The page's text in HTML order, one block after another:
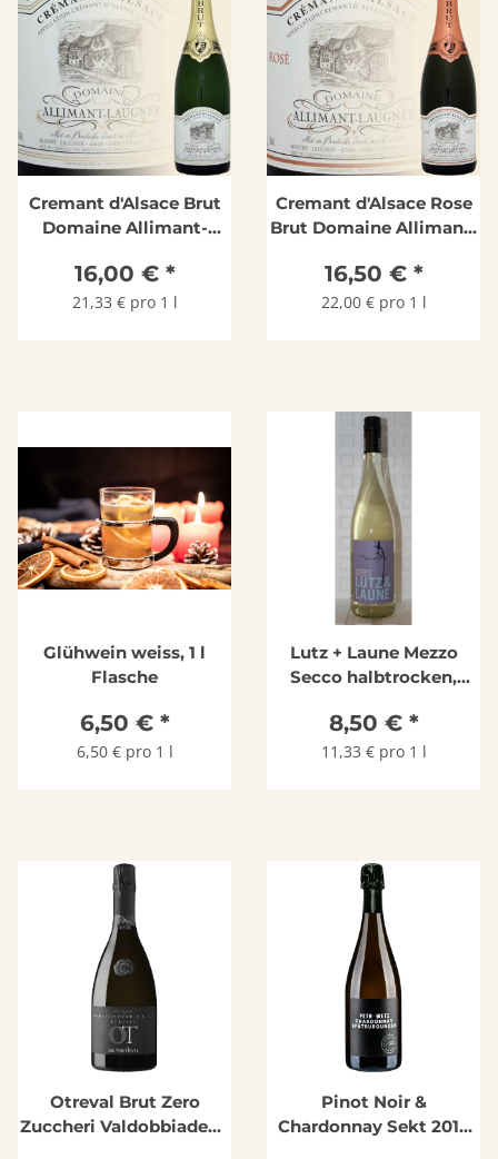
Cremant d'Alsace Brut
Domaine Allimant-
16,00 € *
21,33 € pro 1 l
Cremant d'Alsace Rose
Brut Domaine Allimant-
16,50 € *
22,00 € pro 1 l
Glühwein weiss, 1 l
Flasche
6,50 € *
6,50 € pro 1 l
Lutz + Laune Mezzo
Secco halbtrocken,
8,50 € *
11,33 € pro 1 l
Otreval Brut Zero
Zuccheri Valdobbiadene
Pinot Noir &
Chardonnay Sekt 2019